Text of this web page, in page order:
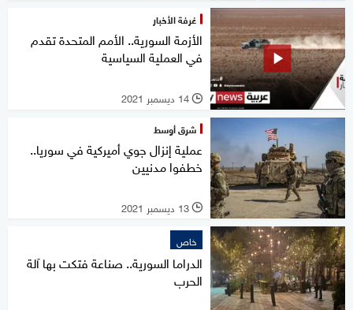
غرفة الأخبار
الأزمة السورية.. الأمم المتحدة تقدم
في العملية السياسية
l 14 ديسمبر 2021
شرق أوسط
عملية إنزال جوي أميركية في سوريا..
خطفوا مدنيين
l 13 ديسمبر 2021
خاص
الدراما السورية.. صناعة فتكت بها آلة
الحرب